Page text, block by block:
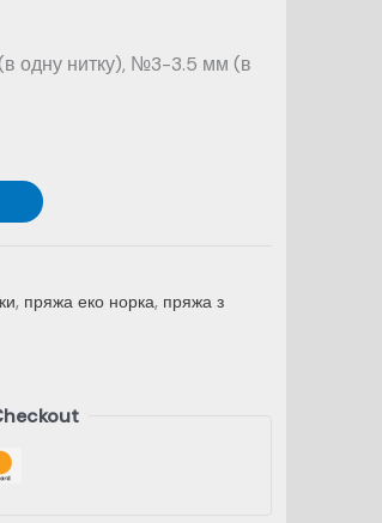
одну нитку), №3-3.5 мм (в
, пряжа еко норка, пряжа з